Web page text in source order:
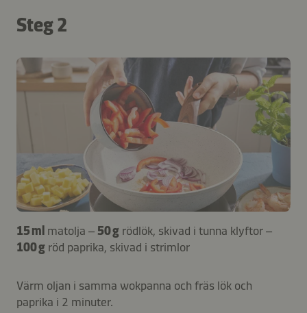
Steg 2
15 ml matolja – 50 g rödlök, skivad i tunna klyftor –
100 g röd paprika, skivad i strimlor
Värm oljan i samma wokpanna och fräs lök och
paprika i 2 minuter.